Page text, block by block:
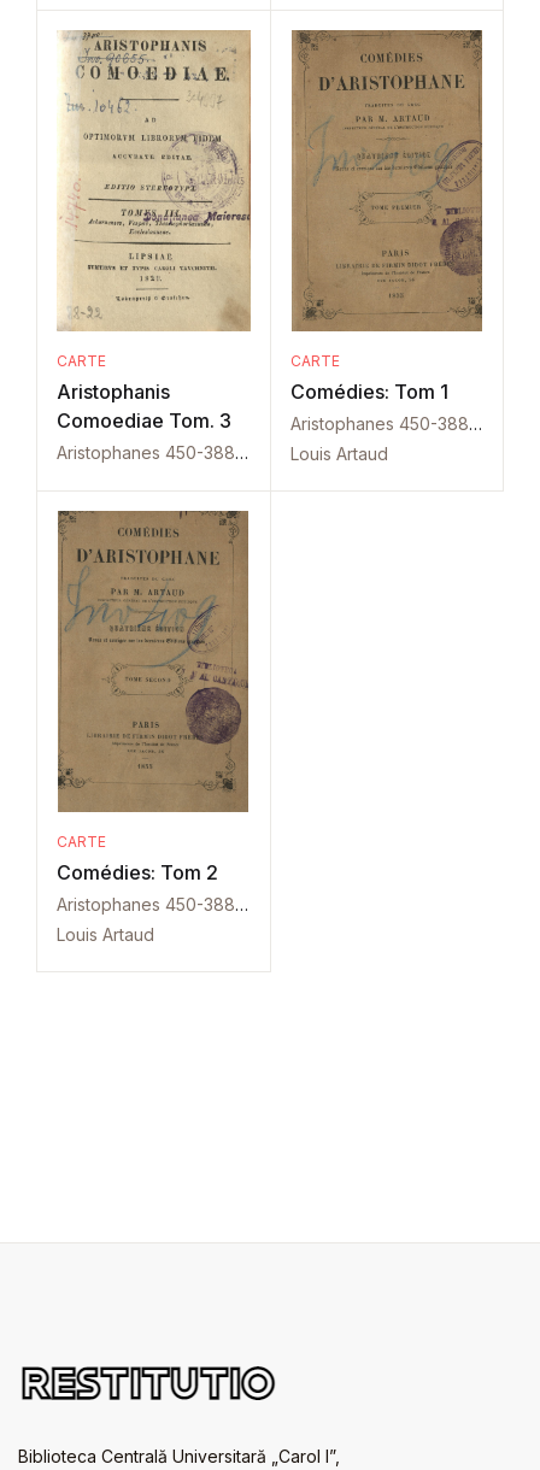
CARTE
Aristophanis
Comoediae Tom. 3
Aristophanes 450-388 i.C.
CARTE
Comédies: Tom 1
Aristophanes 450-388 i.C.
Louis Artaud
CARTE
Comédies: Tom 2
Aristophanes 450-388 i.C.
Louis Artaud
Biblioteca Centrală Universitară „Carol I”,